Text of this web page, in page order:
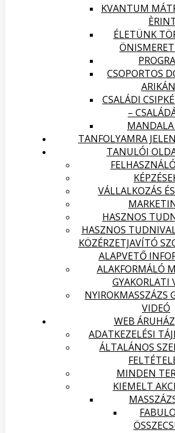
KVANTUM
ÉLETÜNK
CSOPORTOS
CSALÁDI
–
MANDALA
TANFOLYAMRA
TANULÓI
VÁLLALKOZÁS
HASZNOS
HASZNOS
KÖZÉRZETJAVÍTÓ
ALAPVETŐ
ALAKFORMÁLÓ
GYAKORLATI
NYIROKMASSZÁZS
VIDEÓ
WEB ÁRUHÁZ
ADATKEZELÉSI
ÁLTALÁNOS
MINDEN
KIEMELT